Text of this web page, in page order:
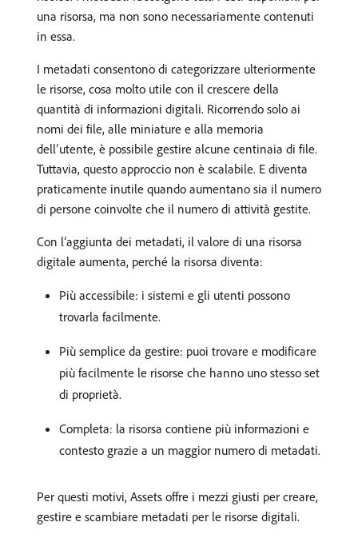
una risorsa, ma non sono necessariamente contenuti
in essa.
I metadati consentono di categorizzare ulteriormente
le risorse, cosa molto utile con il crescere della
quantità di informazioni digitali. Ricorrendo solo ai
nomi dei file, alle miniature e alla memoria
dell’utente, è possibile gestire alcune centinaia di file.
Tuttavia, questo approccio non è scalabile. E diventa
praticamente inutile quando aumentano sia il numero
di persone coinvolte che il numero di attività gestite.
Con l’aggiunta dei metadati, il valore di una risorsa
digitale aumenta, perché la risorsa diventa:
Più accessibile: i sistemi e gli utenti possono
trovarla facilmente.
Più semplice da gestire: puoi trovare e modificare
più facilmente le risorse che hanno uno stesso set
di proprietà.
Completa: la risorsa contiene più informazioni e
contesto grazie a un maggior numero di metadati.
Per questi motivi, Assets offre i mezzi giusti per creare,
gestire e scambiare metadati per le risorse digitali.